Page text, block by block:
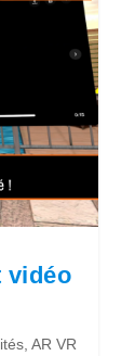
vidéo
,AR VR